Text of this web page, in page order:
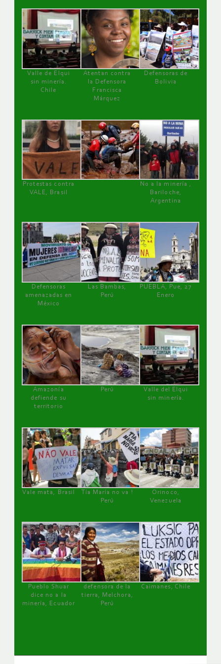
Valle de Elqui
sin minería.
Chile
Atentan contra
la Defensora
Francisca
Márquez
Defensoras de
Bolivia
Protestas contra
VALE, Brasil
No a la minería ,
Bariloche,
Argentina
Defensoras
amenazadas en
México
Las Bambas,
Perú
PUEBLA, Pue, 27
Enero
Amazonía
defiende su
territorio
Perú
Valle del Elqui
sin minería.
Vale mata, Brasil
Tía María no va !
Perú
Orinoco,
Venezuela
Pueblo Shuar
dice no a la
minería, Ecuador
defensora de la
tierra, Melchora,
Perú
Caimanes, Chile